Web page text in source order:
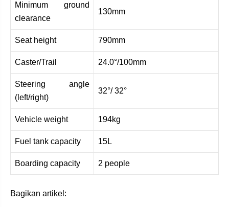
Minimum ground
clearance
130mm
Seat height 790mm
Caster/Trail 24.0°/100mm
Steering angle
(left/right)
32°/ 32°
Vehicle weight 194kg
Fuel tank capacity 15L
Boarding capacity 2 people
Bagikan artikel: